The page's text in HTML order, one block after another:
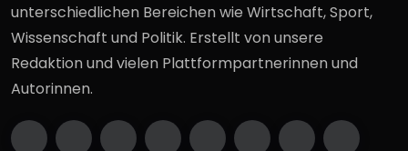
unterschiedlichen Bereichen wie Wirtschaft, Sport,
Wissenschaft und Politik. Erstellt von unsere
Redaktion und vielen Plattformpartnerinnen und
Autorinnen.